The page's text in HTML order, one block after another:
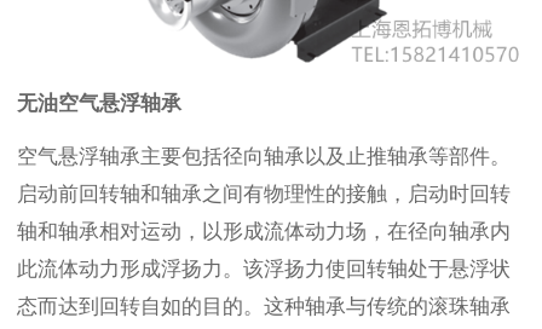
无油空气悬浮轴承
空气悬浮轴承主要包括径向轴承以及止推轴承等部件。
启动前回转轴和轴承之间有物理性的接触，启动时回转
轴和轴承相对运动，以形成流体动力场，在径向轴承内
此流体动力形成浮扬力。该浮扬力使回转轴处于悬浮状
态而达到回转自如的目的。这种轴承与传统的滚珠轴承